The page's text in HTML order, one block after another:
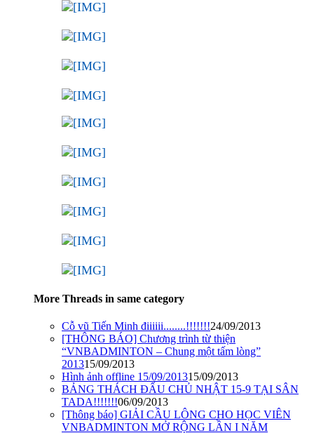
More Threads in same category
Cỗ vũ Tiến Minh điiiiii........!!!!!!!24/09/2013
[THÔNG BÁO] Chương trình từ thiện
“VNBADMINTON – Chung một tấm lòng”
201315/09/2013
Hình ảnh offline 15/09/201315/09/2013
BẢNG THÁCH ĐẤU CHỦ NHẬT 15-9 TẠI SÂN
TADA!!!!!!!06/09/2013
[Thông báo] GIẢI CẦU LÔNG CHO HỌC VIÊN
VNBADMINTON MỞ RỘNG LẦN I NĂM